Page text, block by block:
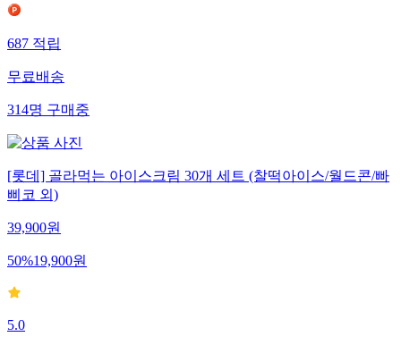
687적립
무료배송
314명구매중
[롯데] 골라먹는 아이스크림 30개 세트 (찰떡아이스/월드콘/빠
삐코 외)
39,900원
50%19,900원
5.0